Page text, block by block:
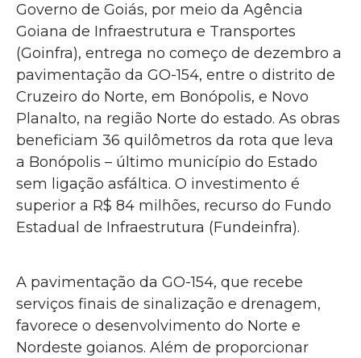
Governo de Goiás, por meio da Agência
Goiana de Infraestrutura e Transportes
(Goinfra), entrega no começo de dezembro a
pavimentação da GO-154, entre o distrito de
Cruzeiro do Norte, em Bonópolis, e Novo
Planalto, na região Norte do estado. As obras
beneficiam 36 quilômetros da rota que leva
a Bonópolis – último município do Estado
sem ligação asfáltica. O investimento é
superior a R$ 84 milhões, recurso do Fundo
Estadual de Infraestrutura (Fundeinfra).
A pavimentação da GO-154, que recebe
serviços finais de sinalização e drenagem,
favorece o desenvolvimento do Norte e
Nordeste goianos. Além de proporcionar